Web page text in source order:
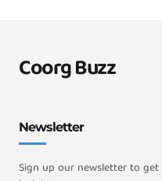
Coorg Buzz
Newsletter
Sign up our newsletter to